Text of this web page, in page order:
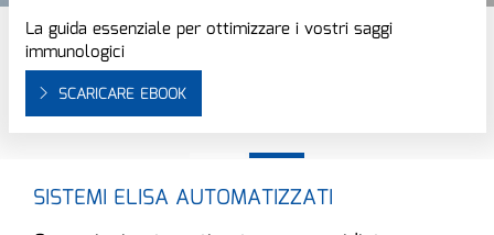
La guida essenziale per ottimizzare i vostri saggi
immunologici
SCARICARE EBOOK
SISTEMI ELISA AUTOMATIZZATI